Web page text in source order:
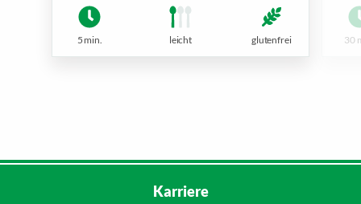
5 min. leicht glutenfrei 30
Karriere